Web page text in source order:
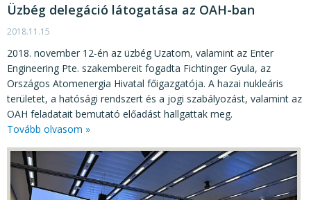
Üzbég delegáció látogatása az OAH-ban
2018.11.15
2018. november 12-én az üzbég Uzatom, valamint az Enter
Engineering Pte. szakembereit fogadta Fichtinger Gyula, az
Országos Atomenergia Hivatal főigazgatója. A hazai nukleáris
területet, a hatósági rendszert és a jogi szabályozást, valamint az
OAH feladatait bemutató előadást hallgattak meg.
Tovább olvasom »